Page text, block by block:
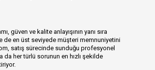
güven ve kalite anlayışının yanı sıra
de en üst seviyede müşteri memnuniyetini
satış sürecinde sunduğu profesyonel
da her türlü sorunun en hızlı şekilde